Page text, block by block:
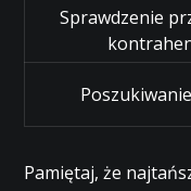
Sprawdzenie
Pamiętaj, że